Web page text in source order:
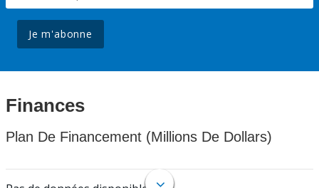
Je m'abonne
Finances
Plan De Financement (Millions De Dollars)